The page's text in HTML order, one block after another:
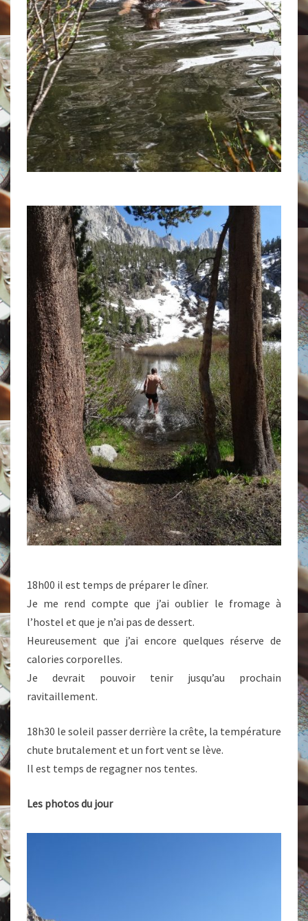
18h00 il est temps de préparer le dîner.
Je me rend compte que j’ai oublier le fromage à
l’hostel et que je n’ai pas de dessert.
Heureusement que j’ai encore quelques réserve de
calories corporelles.
Je devrait pouvoir tenir jusqu’au prochain
ravitaillement.
18h30 le soleil passer derrière la crête, la température
chute brutalement et un fort vent se lève.
Il est temps de regagner nos tentes.
Les photos du jour